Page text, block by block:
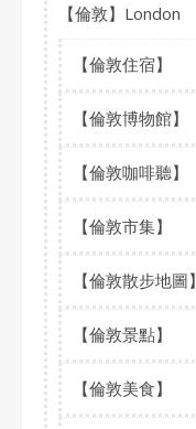
【倫敦】London
【倫敦住宿】
【倫敦博物館】
【倫敦咖啡聽】
【倫敦市集】
【倫敦散步地圖】
【倫敦景點】
【倫敦美食】